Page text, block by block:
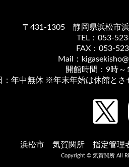
〒431-1305 静岡県浜松市
TEL：053-
FAX：053-
Mail：
開館時間：9時～
：年中無休 ※年末年始は休館とさ
浜松市 気賀関所 指定管理
Copyright © 気賀関所 All